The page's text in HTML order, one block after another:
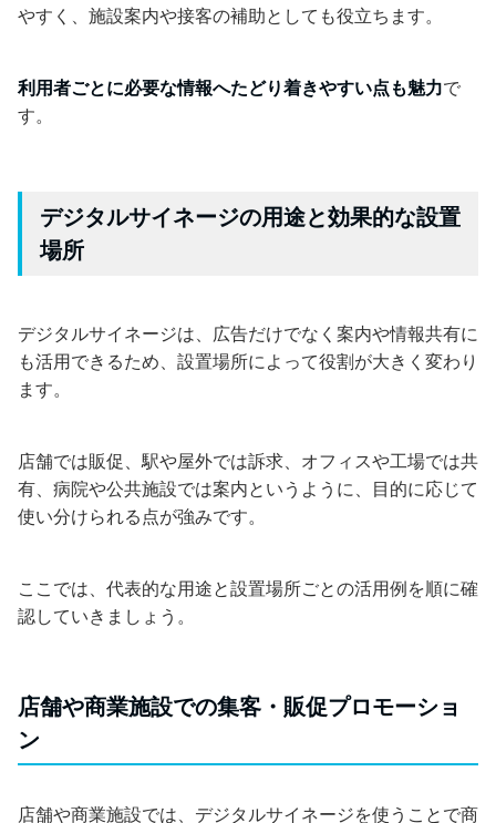
やすく、施設案内や接客の補助としても役立ちます。
利用者ごとに必要な情報へたどり着きやすい点も魅力で
す。
デジタルサイネージの用途と効果的な設置
場所
デジタルサイネージは、広告だけでなく案内や情報共有に
も活用できるため、設置場所によって役割が大きく変わり
ます。
店舗では販促、駅や屋外では訴求、オフィスや工場では共
有、病院や公共施設では案内というように、目的に応じて
使い分けられる点が強みです。
ここでは、代表的な用途と設置場所ごとの活用例を順に確
認していきましょう。
店舗や商業施設での集客・販促プロモーショ
ン
店舗や商業施設では、デジタルサイネージを使うことで商